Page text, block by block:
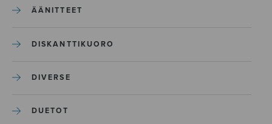
ÄÄNITTEET
DISKANTTIKUORO
DIVERSE
DUETOT